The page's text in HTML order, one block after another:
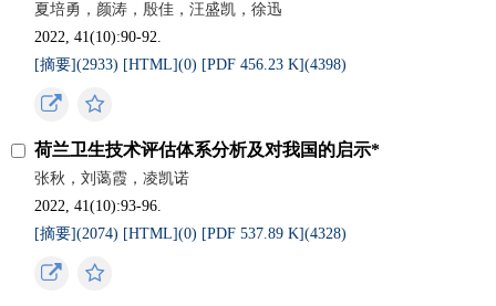
夏培勇，颜涛，殷佳，汪盛凯，徐迅
2022, 41(10):90-92.
[摘要](2933) [HTML](0) [PDF 456.23 K](4398)
荷兰卫生技术评估体系分析及对我国的启示*
张秋，刘蔼霞，凌凯诺
2022, 41(10):93-96.
[摘要](2074) [HTML](0) [PDF 537.89 K](4328)